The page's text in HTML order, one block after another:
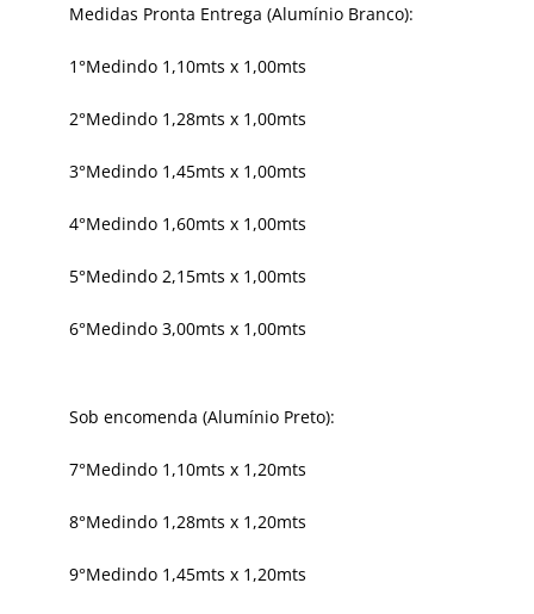
Medidas Pronta Entrega (Alumínio Branco):
1°Medindo 1,10mts x 1,00mts
2°Medindo 1,28mts x 1,00mts
3°Medindo 1,45mts x 1,00mts
4°Medindo 1,60mts x 1,00mts
5°Medindo 2,15mts x 1,00mts
6°Medindo 3,00mts x 1,00mts
Sob encomenda (Alumínio Preto):
7°Medindo 1,10mts x 1,20mts
8°Medindo 1,28mts x 1,20mts
9°Medindo 1,45mts x 1,20mts